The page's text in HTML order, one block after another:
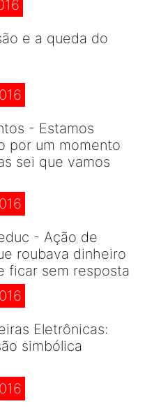
e a queda do
- Estamos
por um momento
sei que vamos
- Ação de
roubava dinheiro
ficar sem resposta
Eletrônicas:
simbólica